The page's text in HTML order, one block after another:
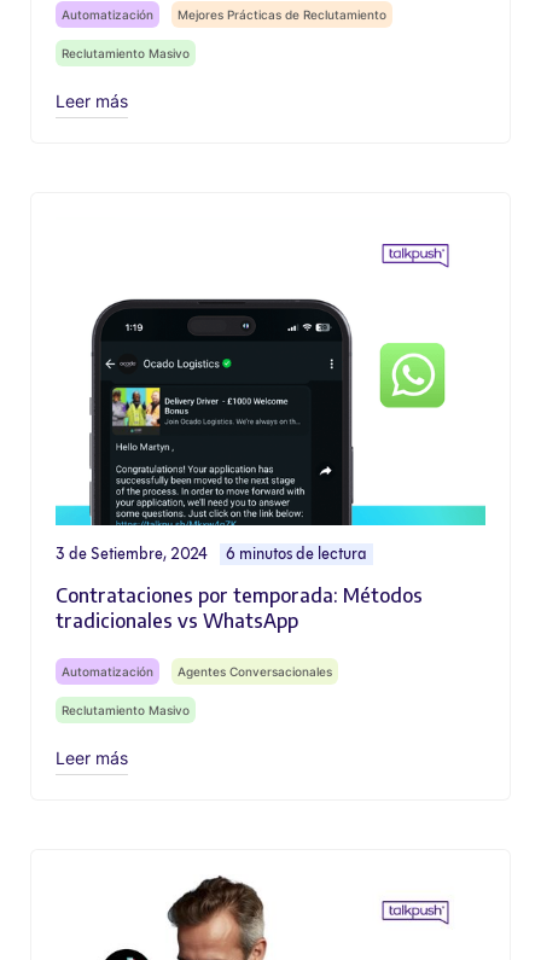
Automatización Mejores Prácticas de Reclutamiento
Reclutamiento Masivo
Leer más
3 de Setiembre, 2024 6 minutos de lectura
Contrataciones por temporada: Métodos
tradicionales vs WhatsApp
Automatización Agentes Conversacionales
Reclutamiento Masivo
Leer más